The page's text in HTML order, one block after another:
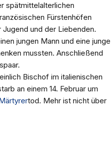
spätmittelalterlichen
Fürstenhöfen
und der Liebenden.
jungen Mann und eine junge
mussten. Anschließend
Bischof im italienischen
an einem 14. Februar um
tod. Mehr ist nicht über